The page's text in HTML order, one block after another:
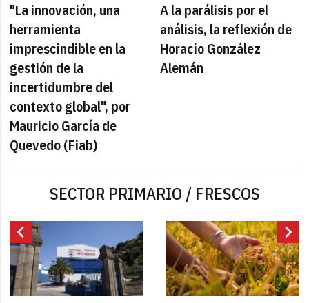
"La innovación, una
herramienta
imprescindible en la
gestión de la
incertidumbre del
contexto global", por
Mauricio García de
Quevedo (Fiab)
A la parálisis por el
análisis, la reflexión de
Horacio González
Alemán
SECTOR PRIMARIO / FRESCOS
chevron_left
chevron_right